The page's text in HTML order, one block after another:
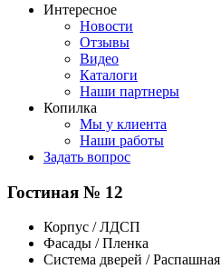
Интересное
Новости
Отзывы
Видео
Каталоги
Наши партнеры
Копилка
Мы у клиента
Наши работы
Задать вопрос
Гостиная № 12
Корпус / ЛДСП
Фасады / Пленка
Система дверей / Распашная